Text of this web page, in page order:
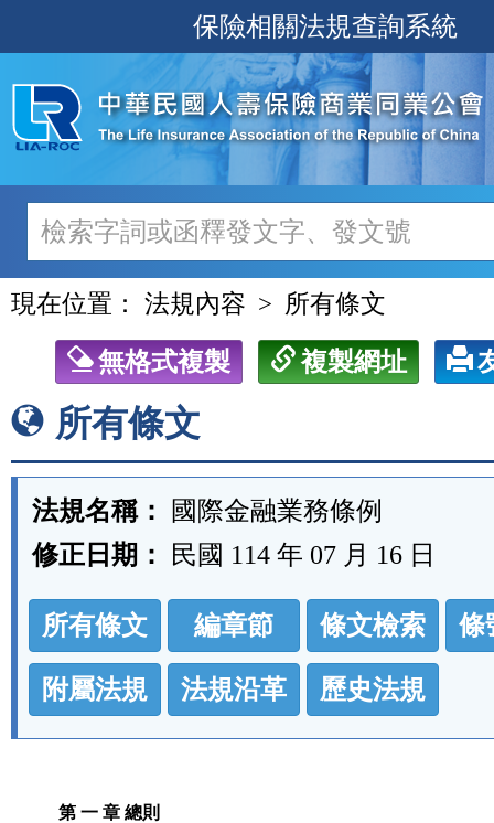
至
主
內
容
保險相關法規查詢系統
現在位置： 法規內容 所有條文
無格式複製 複製網址
所有條文
法規名稱：
國際金融業務條例
修正日期：
民國 114 年 07 月 16 日
法
規
功
能
按
所有條文 編章節 條文檢索 條
附屬法規 法規沿革 歷史法規
第 一 章 總則